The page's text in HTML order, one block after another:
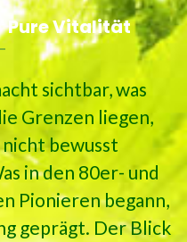
Pure Vitalität
sichtbar, was
Grenzen liegen,
bewusst
in den 80er- und
Pionieren begann,
geprägt. Der Blick